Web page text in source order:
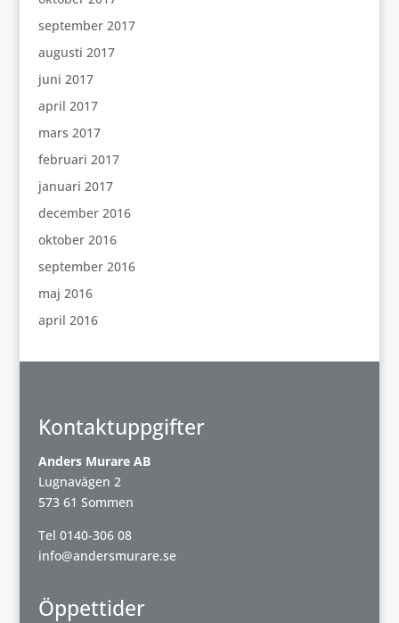
september 2017
augusti 2017
juni 2017
april 2017
mars 2017
februari 2017
januari 2017
december 2016
oktober 2016
september 2016
maj 2016
april 2016
Kontaktuppgifter
Anders Murare AB
Lugnavägen 2
573 61 Sommen
Tel 0140-306 08
info@andersmurare.se
Öppettider